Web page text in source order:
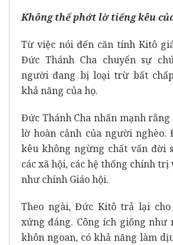
Không thể phớt lờ tiếng kêu
Từ việc nói đến căn tính Kitô
Đức Thánh Cha chuyển sự
người đang bị loại trừ bất
khả năng của họ.
Đức Thánh Cha nhấn mạnh
lờ hoàn cảnh của người nghèo.
kêu không ngừng chất vấn đời
các xã hội, các hệ thống chính trị
như chính Giáo hội.
Theo ngài, Đức Kitô trả lại
xứng đáng. Công ích giống
khôn ngoan, có khả năng làm